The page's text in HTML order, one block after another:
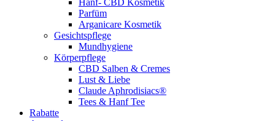
Hanf- CBD Kosmetik
Parfüm
Arganicare Kosmetik
Gesichtspflege
Mundhygiene
Körperpflege
CBD Salben & Cremes
Lust & Liebe
Claude Aphrodisiacs®
Tees & Hanf Tee
Rabatte